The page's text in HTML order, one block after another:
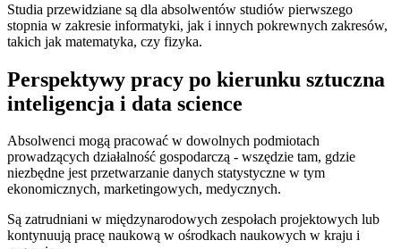
Studia przewidziane są dla absolwentów studiów pierwszego
stopnia w zakresie informatyki, jak i innych pokrewnych zakresów,
takich jak matematyka, czy fizyka.
Perspektywy pracy po kierunku sztuczna
inteligencja i data science
Absolwenci mogą pracować w dowolnych podmiotach
prowadzących działalność gospodarczą - wszędzie tam, gdzie
niezbędne jest przetwarzanie danych statystyczne w tym
ekonomicznych, marketingowych, medycznych.
Są zatrudniani w międzynarodowych zespołach projektowych lub
kontynuują pracę naukową w ośrodkach naukowych w kraju i